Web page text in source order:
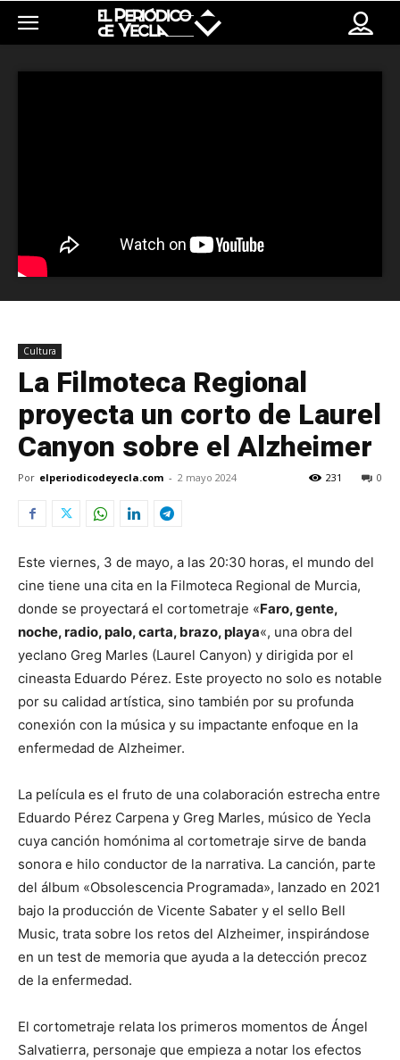
Cultura
La Filmoteca Regional
proyecta un corto de Laurel
Canyon sobre el Alzheimer
Por elperiodicodeyecla.com - 2 mayo 2024 0
231
Este viernes, 3 de mayo, a las 20:30 horas, el mundo del
cine tiene una cita en la Filmoteca Regional de Murcia,
donde se proyectará el cortometraje «Faro, gente,
noche, radio, palo, carta, brazo, playa«, una obra del
yeclano Greg Marles (Laurel Canyon) y dirigida por el
cineasta Eduardo Pérez. Este proyecto no solo es notable
por su calidad artística, sino también por su profunda
conexión con la música y su impactante enfoque en la
enfermedad de Alzheimer.
La película es el fruto de una colaboración estrecha entre
Eduardo Pérez Carpena y Greg Marles, músico de Yecla
cuya canción homónima al cortometraje sirve de banda
sonora e hilo conductor de la narrativa. La canción, parte
del álbum «Obsolescencia Programada», lanzado en 2021
bajo la producción de Vicente Sabater y el sello Bell
Music, trata sobre los retos del Alzheimer, inspirándose
en un test de memoria que ayuda a la detección precoz
de la enfermedad.
El cortometraje relata los primeros momentos de Ángel
Salvatierra, personaje que empieza a notar los efectos